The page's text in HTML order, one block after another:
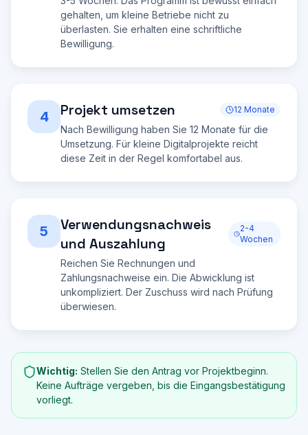
gehalten, um kleine Betriebe nicht zu
überlasten. Sie erhalten eine schriftliche
Bewilligung.
4 Projekt umsetzen 12 Monate
Nach Bewilligung haben Sie 12 Monate für die
Umsetzung. Für kleine Digitalprojekte reicht
diese Zeit in der Regel komfortabel aus.
5
Verwendungsnachweis
und Auszahlung
2-4
Wochen
Reichen Sie Rechnungen und
Zahlungsnachweise ein. Die Abwicklung ist
unkompliziert. Der Zuschuss wird nach Prüfung
überwiesen.
Wichtig: Stellen Sie den Antrag vor Projektbeginn.
Keine Aufträge vergeben, bis die Eingangsbestätigung
vorliegt.